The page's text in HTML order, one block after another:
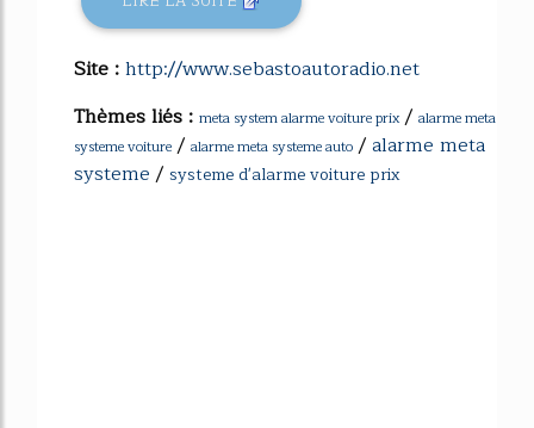
Site :http://www.sebastoautoradio.net
Thèmes liés : meta system alarme voiture prix / alarme meta
systeme voiture / alarme meta systeme auto /alarme meta
systeme/ systeme d'alarme voiture prix